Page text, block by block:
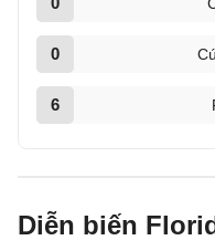
0
6
Diễn biến